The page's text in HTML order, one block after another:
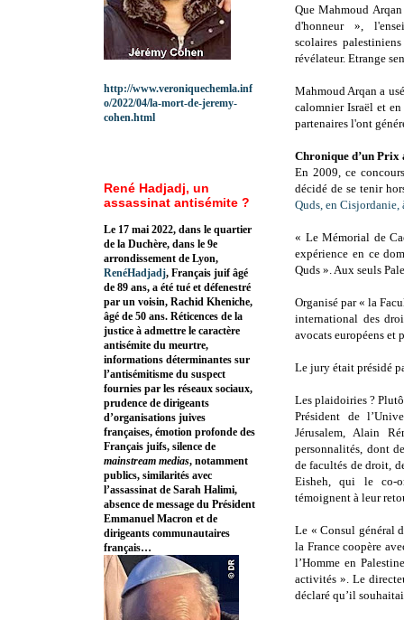
Que Mahmoud
d'honneur »,
scolaires
révélateur. Etrange
Mahmoud Arqan a
calomnier Israël et
partenaires l'ont
Chronique d’un Prix
En 2009, ce
décidé de se tenir
Quds, en Cisjordanie,
« Le Mémorial de
expérience en ce
Quds ». Aux seuls
Organisé par « la
international des
avocats européens et
Le jury était présidé
Les plaidoiries ?
Président de
Jérusalem, Alain
personnalités, dont
de facultés de droit,
Eisheh, qui le co-
témoignent à leur
Le « Consul général
la France coopère
l’Homme en
activités ». Le
déclaré qu’il
http://www.veroniquechemla.inf
o/2022/04/la-mort-de-jeremy-
cohen.html
René Hadjadj, un
assassinat antisémite ?
Le 17 mai 2022, dans le quartier
de la Duchère, dans le 9e
arrondissement de Lyon,
RenéHadjadj, Français juif âgé
de 89 ans, a été tué et défenestré
par un voisin, Rachid Kheniche,
âgé de 50 ans. Réticences de la
justice à admettre le caractère
antisémite du meurtre,
informations déterminantes sur
l’antisémitisme du suspect
fournies par les réseaux sociaux,
prudence de dirigeants
d’organisations juives
françaises, émotion profonde des
Français juifs, silence de
mainstream medias, notamment
publics, similarités avec
l’assassinat de Sarah Halimi,
absence de message du Président
Emmanuel Macron et de
dirigeants communautaires
français…